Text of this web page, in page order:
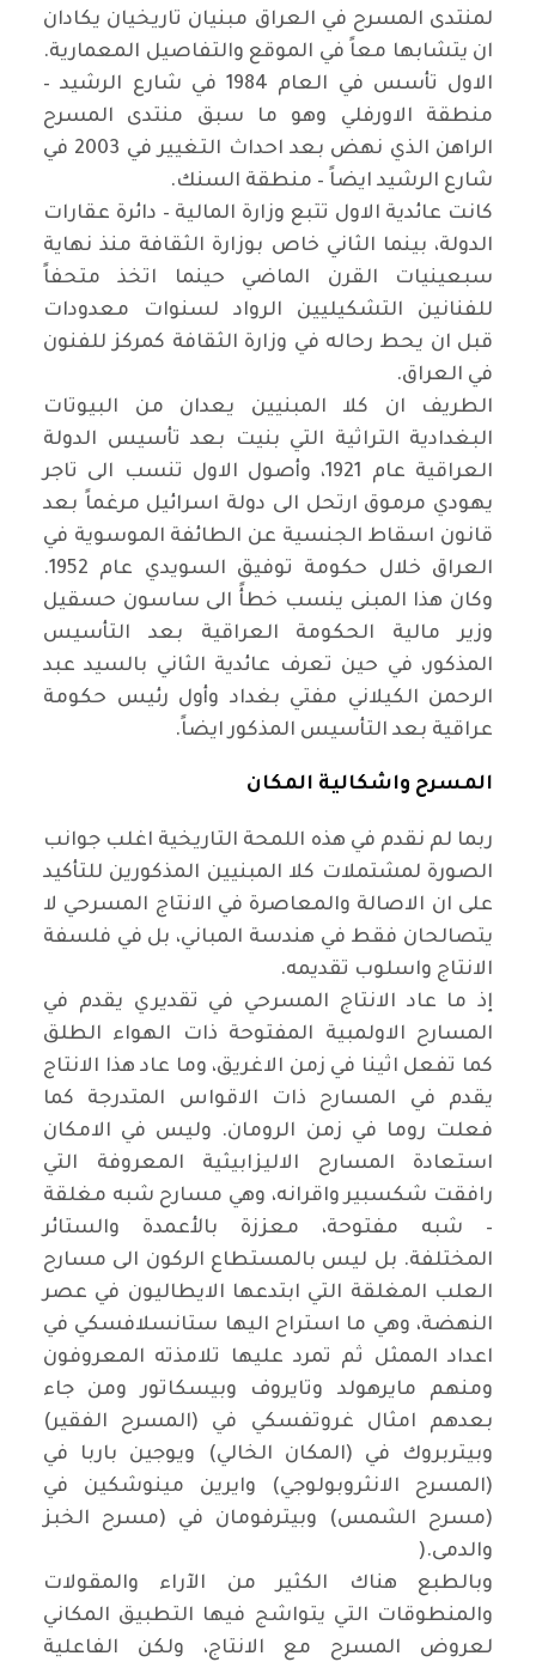
لمنتدى المسرح في العراق مبنيان تاريخيان يكادان
ان يتشابها معاً في الموقع والتفاصيل المعمارية.
الاول تأسس في العام 1984 في شارع الرشيد –
منطقة الاورفلي وهو ما سبق منتدى المسرح
الراهن الذي نهض بعد احداث التغيير في 2003 في
شارع الرشيد ايضاً – منطقة السنك.
كانت عائدية الاول تتبع وزارة المالية – دائرة عقارات
الدولة، بينما الثاني خاص بوزارة الثقافة منذ نهاية
سبعينيات القرن الماضي حينما اتخذ متحفاً
للفنانين التشكيليين الرواد لسنوات معدودات
قبل ان يحط رحاله في وزارة الثقافة كمركز للفنون
في العراق.
الطريف ان كلا المبنيين يعدان من البيوتات
البغدادية التراثية التي بنيت بعد تأسيس الدولة
العراقية عام 1921، وأصول الاول تنسب الى تاجر
يهودي مرموق ارتحل الى دولة اسرائيل مرغماً بعد
قانون اسقاط الجنسية عن الطائفة الموسوية في
العراق خلال حكومة توفيق السويدي عام 1952.
وكان هذا المبنى ينسب خطأً الى ساسون حسقيل
وزير مالية الحكومة العراقية بعد التأسيس
المذكور، في حين تعرف عائدية الثاني بالسيد عبد
الرحمن الكيلاني مفتي بغداد وأول رئيس حكومة
عراقية بعد التأسيس المذكور ايضاً.
المسرح واشكالية المكان
ربما لم نقدم في هذه اللمحة التاريخية اغلب جوانب
الصورة لمشتملات كلا المبنيين المذكورين للتأكيد
على ان الاصالة والمعاصرة في الانتاج المسرحي لا
يتصالحان فقط في هندسة المباني، بل في فلسفة
الانتاج واسلوب تقديمه.
إذ ما عاد الانتاج المسرحي في تقديري يقدم في
المسارح الاولمبية المفتوحة ذات الهواء الطلق
كما تفعل اثينا في زمن الاغريق، وما عاد هذا الانتاج
يقدم في المسارح ذات الاقواس المتدرجة كما
فعلت روما في زمن الرومان. وليس في الامكان
استعادة المسارح الاليزابيثية المعروفة التي
رافقت شكسبير واقرانه، وهي مسارح شبه مغلقة
– شبه مفتوحة، معززة بالأعمدة والستائر
المختلفة. بل ليس بالمستطاع الركون الى مسارح
العلب المغلقة التي ابتدعها الايطاليون في عصر
النهضة، وهي ما استراح اليها ستانسلافسكي في
اعداد الممثل ثم تمرد عليها تلامذته المعروفون
ومنهم مايرهولد وتايروف وبيسكاتور ومن جاء
بعدهم امثال غروتفسكي في (المسرح الفقير)
وبيتربروك في (المكان الخالي) ويوجين باربا في
(المسرح الانثروبولوجي) وايرين مينوشكين في
(مسرح الشمس) وبيترفومان في (مسرح الخبز
والدمى).
وبالطبع هناك الكثير من الآراء والمقولات
والمنطوقات التي يتواشج فيها التطبيق المكاني
لعروض المسرح مع الانتاج، ولكن الفاعلية